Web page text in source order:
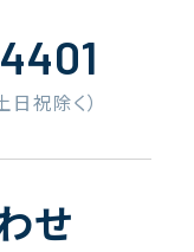
祝除く）
せ